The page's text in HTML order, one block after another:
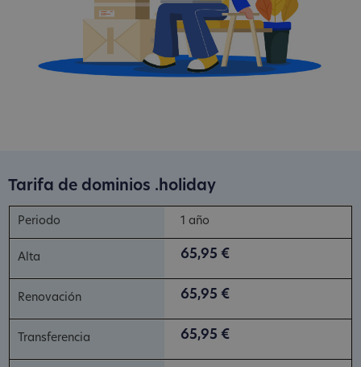
Tarifa de dominios .holiday
1 año
65,95 €
65,95 €
65,95 €